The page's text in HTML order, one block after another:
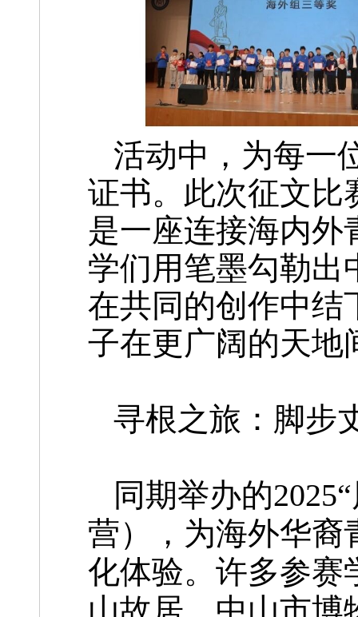
活动中，为每一
证书。此次征文比
是一座连接海内外
学们用笔墨勾勒出
在共同的创作中结
子在更广阔的天地
寻根之旅：脚步
同期举办的
营），为海外华裔
化体验。许多参赛